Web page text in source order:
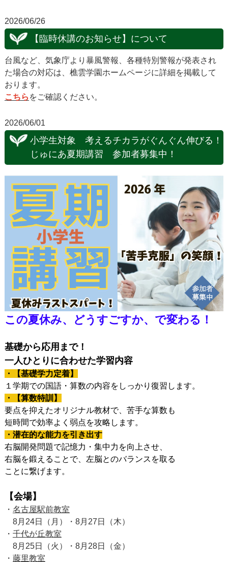
2026/06/26
【臨時休講のお知らせ】について
台風など、気象庁より暴風警報、各種特別警報が発表され
た場合の対応は、樵雲学園ホームページに詳細を掲載して
おります。
こちら をご確認ください。
2026/06/01
小学生対象 考えるチカラがぐんぐん伸びる！
じゅにあ夏期講習 参加者募集中！
この夏休み、どうすごすか、で変わる！
基礎から応用まで！
一人ひとりに合わせた学習内容
・【基礎学力定着】
１学期での国語・算数の内容を しっかり復習します。
・【算数特訓】
要点を抑えたオリジナル教材で、 苦手な算数も
短時間で効率よく 弱点を攻略します。
・潜在的な能力を引き出す
右脳開発問題で記憶力・集中力を向上させ、
右脳を鍛えることで、 左脳とのバランスを取る
ことに繋げます。
【会場】
・ 名古屋駅前教室
8月24日（月）・8月27日（木）
・ 千代が丘教室
8月25日（火）・8月28日（金）
・ 藤里教室